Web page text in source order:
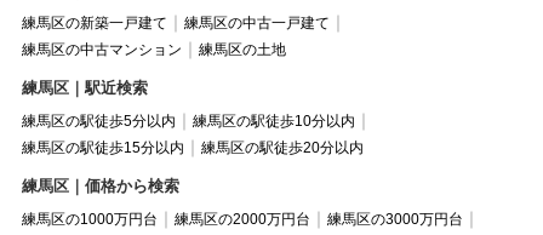
練馬区の新築一戸建て
練馬区の中古一戸建て
練馬区の中古マンション
練馬区の土地
練馬区｜駅近検索
練馬区の駅徒歩5分以内
練馬区の駅徒歩10分以内
練馬区の駅徒歩15分以内
練馬区の駅徒歩20分以内
練馬区｜価格から検索
練馬区の1000万円台 練馬区の2000万円台
練馬区の3000万円台